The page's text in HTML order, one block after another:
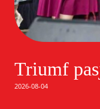
Triumf
2026-08-04